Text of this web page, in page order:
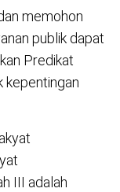
memohon
publik dapat
Predikat
kepentingan
III adalah